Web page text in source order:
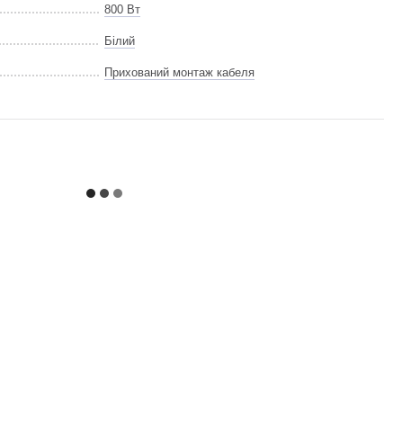
800 Вт
Білий
Прихований монтаж кабеля